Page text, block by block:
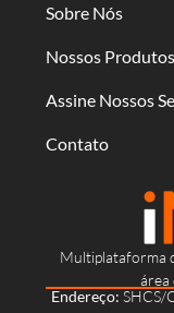
Multiplataforma
área
Endereço: SHCS/
Sobre Nós
Nossos Produtos
Assine Nossos
Contato